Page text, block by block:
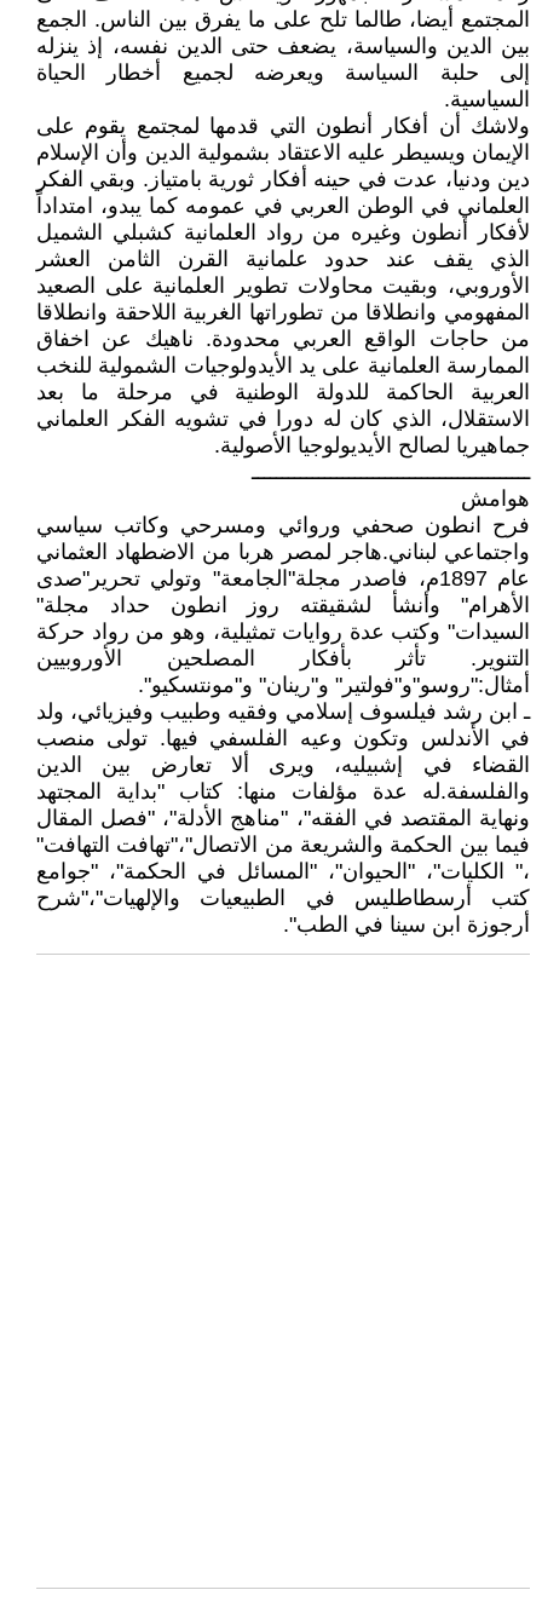
المجتمع أيضا، طالما تلح على ما يفرق بين الناس. الجمع
بين الدين والسياسة، يضعف حتى الدين نفسه، إذ ينزله
إلى حلبة السياسة ويعرضه لجميع أخطار الحياة
السياسية.
ولاشك أن أفكار أنطون التي قدمها لمجتمع يقوم على
الإيمان ويسيطر عليه الاعتقاد بشمولية الدين وأن الإسلام
دين ودنيا، عدت في حينه أفكار ثورية بامتياز. وبقي الفكر
العلماني في الوطن العربي في عمومه كما يبدو، امتداداً
لأفكار أنطون وغيره من رواد العلمانية كشبلي الشميل
الذي يقف عند حدود علمانية القرن الثامن العشر
الأوروبي، وبقيت محاولات تطوير العلمانية على الصعيد
المفهومي وانطلاقا من تطوراتها الغربية اللاحقة وانطلاقا
من حاجات الواقع العربي محدودة. ناهيك عن اخفاق
الممارسة العلمانية على يد الأيدولوجيات الشمولية للنخب
العربية الحاكمة للدولة الوطنية في مرحلة ما بعد
الاستقلال، الذي كان له دورا في تشويه الفكر العلماني
جماهيريا لصالح الأيديولوجيا الأصولية.
ــــــــــــــــــــــــــــــــــــــــــــــ
هوامش
فرح انطون صحفي وروائي ومسرحي وكاتب سياسي
واجتماعي لبناني.هاجر لمصر هربا من الاضطهاد العثماني
عام 1897م، فاصدر مجلة"الجامعة" وتولي تحرير"صدى
الأهرام" وأنشأ لشقيقته روز انطون حداد مجلة"
السيدات" وكتب عدة روايات تمثيلية، وهو من رواد حركة
التنوير. تأثر بأفكار المصلحين الأوروبيين
أمثال:"روسو"و"فولتير" و"رينان" و"مونتسكيو".
ـ ابن رشد فيلسوف إسلامي وفقيه وطبيب وفيزيائي، ولد
في الأندلس وتكون وعيه الفلسفي فيها. تولى منصب
القضاء في إشبيليه، ويرى ألا تعارض بين الدين
والفلسفة.له عدة مؤلفات منها: كتاب "بداية المجتهد
ونهاية المقتصد في الفقه"، "مناهج الأدلة"، "فصل المقال
فيما بين الحكمة والشريعة من الاتصال"،"تهافت التهافت"
،" الكليات"، "الحيوان"، "المسائل في الحكمة"، "جوامع
كتب أرسطاطليس في الطبيعيات والإلهيات"،"شرح
أرجوزة ابن سينا في الطب".